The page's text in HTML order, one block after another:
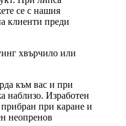
се с нашия
клиенти преди
към вас и при
наблизо. Изработен
при каране и
неопренов